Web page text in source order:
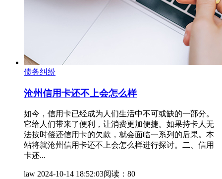
债务纠纷
沧州信用卡还不上会怎么样
如今，信用卡已经成为人们生活中不可或缺的一部分。
它给人们带来了便利，让消费更加便捷。如果持卡人无
法按时偿还信用卡的欠款，就会面临一系列的后果。本
站将就沧州信用卡还不上会怎么样进行探讨。二、信用
卡还...
law 2024-10-14 18:52:03阅读：80